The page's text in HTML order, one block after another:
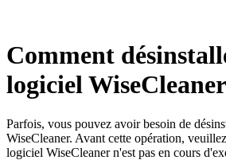
Comment
logiciel
Parfois, vous pouvez avoir besoin de
WiseCleaner. Avant cette opération,
logiciel WiseCleaner n'est pas en cours